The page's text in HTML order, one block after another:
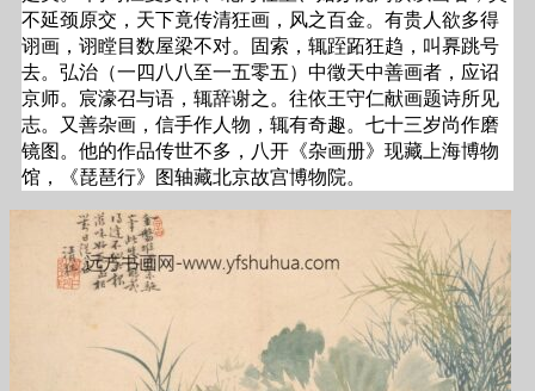
不延颈原交，天下竟传清狂画，风之百金。有贵人欲多得
诩画，诩瞠目数屋梁不对。固索，辄跮跖狂趋，叫奡跳号
去。弘治（一四八八至一五零五）中徵天中善画者，应诏
京师。宸濠召与语，辄辞谢之。往依王守仁献画题诗所见
志。又善杂画，信手作人物，辄有奇趣。七十三岁尚作磨
镜图。他的作品传世不多，八开《杂画册》现藏上海博物
馆，《琵琶行》图轴藏北京故宫博物院。